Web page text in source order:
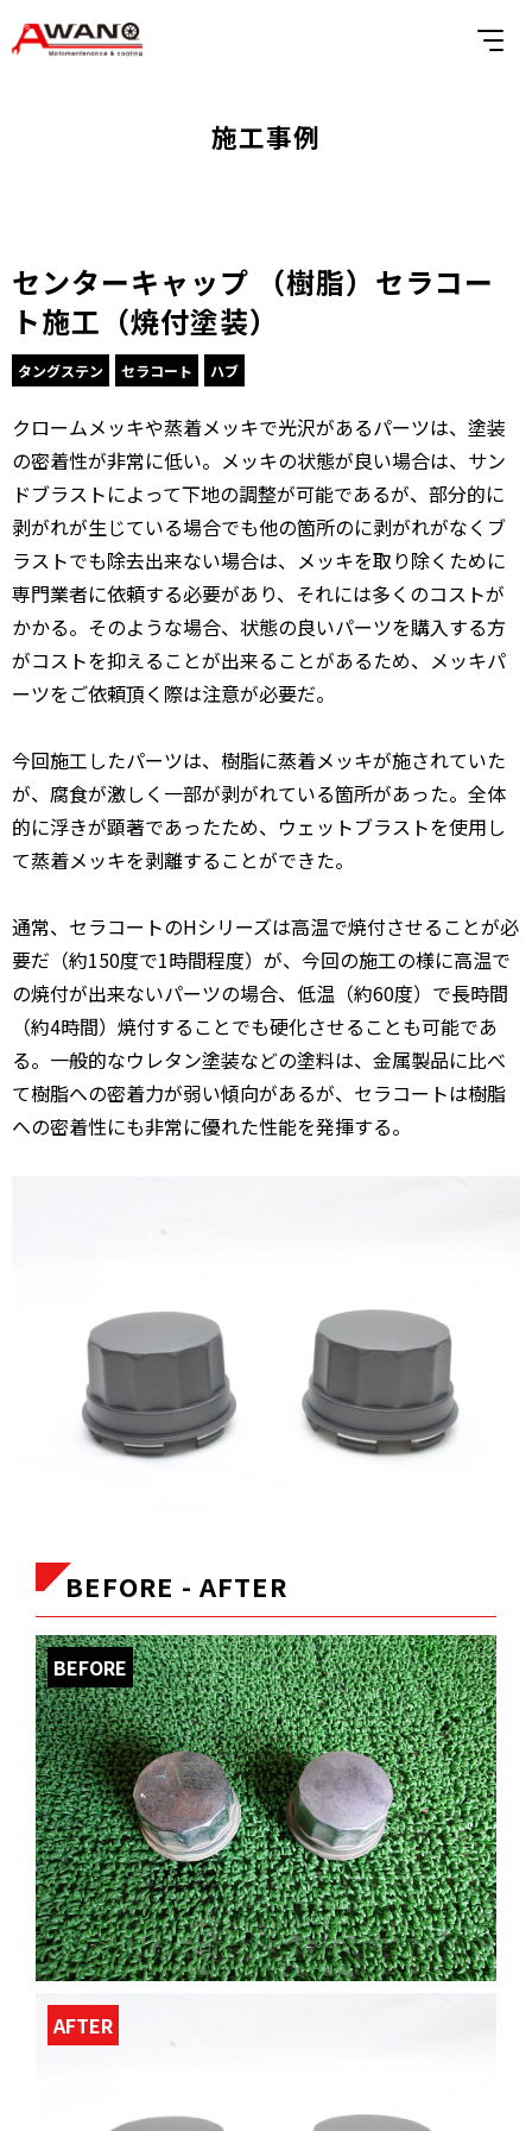
施工事例
センターキャップ （樹脂）セラコー
ト施工（焼付塗装）
タングステン セラコート ハブ
クロームメッキや蒸着メッキで光沢があるパーツは、塗装
の密着性が非常に低い。メッキの状態が良い場合は、サン
ドブラストによって下地の調整が可能であるが、部分的に
剥がれが生じている場合でも他の箇所のに剥がれがなくブ
ラストでも除去出来ない場合は、メッキを取り除くために
専門業者に依頼する必要があり、それには多くのコストが
かかる。そのような場合、状態の良いパーツを購入する方
がコストを抑えることが出来ることがあるため、メッキパ
ーツをご依頼頂く際は注意が必要だ。
今回施工したパーツは、樹脂に蒸着メッキが施されていた
が、腐食が激しく一部が剥がれている箇所があった。全体
的に浮きが顕著であったため、ウェットブラストを使用し
て蒸着メッキを剥離することができた。
通常、セラコートのHシリーズは高温で焼付させることが必
要だ（約150度で1時間程度）が、今回の施工の様に高温で
の焼付が出来ないパーツの場合、低温（約60度）で長時間
（約4時間）焼付することでも硬化させることも可能であ
る。一般的なウレタン塗装などの塗料は、金属製品に比べ
て樹脂への密着力が弱い傾向があるが、セラコートは樹脂
への密着性にも非常に優れた性能を発揮する。
BEFORE - AFTER
BEFORE
AFTER